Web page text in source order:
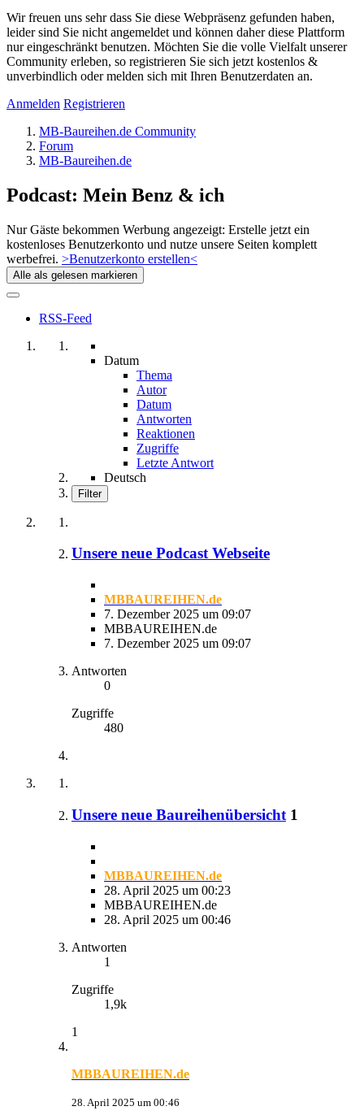
Wir freuen uns sehr dass Sie diese Webpräsenz gefunden haben,
leider sind Sie nicht angemeldet und können daher diese Plattform
nur eingeschränkt benutzen. Möchten Sie die volle Vielfalt unserer
Community erleben, so registrieren Sie sich jetzt kostenlos &
unverbindlich oder melden sich mit Ihren Benutzerdaten an.
Anmelden Registrieren
MB-Baureihen.de Community
Forum
MB-Baureihen.de
Podcast: Mein Benz & ich
Nur Gäste bekommen Werbung angezeigt: Erstelle jetzt ein
kostenloses Benutzerkonto und nutze unsere Seiten komplett
werbefrei. >Benutzerkonto erstellen<
Alle als gelesen markieren
RSS-Feed
Datum
Thema
Autor
Datum
Antworten
Reaktionen
Zugriffe
Letzte Antwort
Deutsch
Filter
Unsere neue Podcast Webseite
MBBAUREIHEN.de
7. Dezember 2025 um 09:07
MBBAUREIHEN.de
7. Dezember 2025 um 09:07
Antworten
0
Zugriffe
480
Unsere neue Baureihenübersicht 1
MBBAUREIHEN.de
28. April 2025 um 00:23
MBBAUREIHEN.de
28. April 2025 um 00:46
Antworten
1
Zugriffe
1,9k
1
MBBAUREIHEN.de
28. April 2025 um 00:46